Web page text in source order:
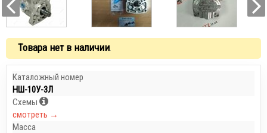
Товара нет в наличии
Каталожный номер
НШ-10У-3Л
Схемы
смотреть →
Масса